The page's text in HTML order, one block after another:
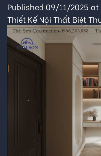
Published 09/11/2025 at
Thiết Kế Nội Thất Biệt